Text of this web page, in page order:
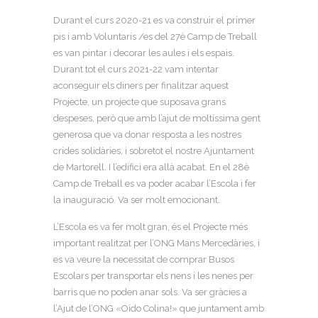
Durant el curs 2020-21 es va construir el primer
pis i amb Voluntaris /es del 27è Camp de Treball
es van pintar i decorar les aules i els espais.
Durant tot el curs 2021-22 vam intentar
aconseguir els diners per finalitzar aquest
Projecte, un projecte que suposava grans
despeses, però que amb l’ajut de moltíssima gent
generosa que va donar resposta a les nostres
crides solidàries, i sobretot el nostre Ajuntament
de Martorell. I l’edifici era allà acabat. En el 28è
Camp de Treball es va poder acabar l’Escola i fer
la inauguració. Va ser molt emocionant.
L’Escola es va fer molt gran, és el Projecte més
important realitzat per l’ONG Mans Mercedàries, i
es va veure la necessitat de comprar Busos
Escolars per transportar els nens i les nenes per
barris que no poden anar sols. Va ser gràcies a
l’Ajut de l’ONG «Oido Colina!» que juntament amb